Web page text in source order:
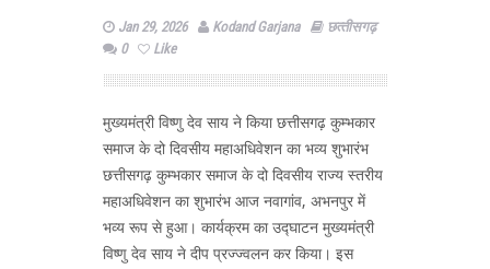
Jan 29, 2026 Kodand Garjana
छत्‍तीसगढ़
0
Like
मुख्यमंत्री विष्णु देव साय ने किया छत्तीसगढ़ कुम्भकार
समाज के दो दिवसीय महाअधिवेशन का भव्य शुभारंभ
छत्तीसगढ़ कुम्भकार समाज के दो दिवसीय राज्य स्तरीय
महाअधिवेशन का शुभारंभ आज नवागांव, अभनपुर में
भव्य रूप से हुआ। कार्यक्रम का उद्घाटन मुख्यमंत्री
विष्णु देव साय ने दीप प्रज्ज्वलन कर किया। इस